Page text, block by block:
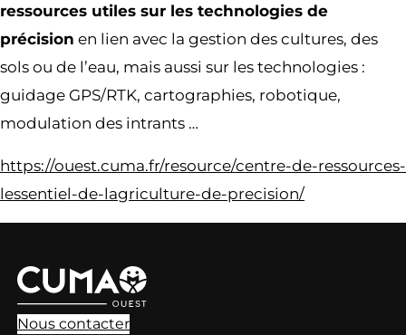
ressources utiles sur les technologies de
précision en lien avec la gestion des cultures, des
sols ou de l’eau, mais aussi sur les technologies :
guidage GPS/RTK, cartographies, robotique,
modulation des intrants …
https://ouest.cuma.fr/resource/centre-de-ressources-
lessentiel-de-lagriculture-de-precision/
Nous contacter